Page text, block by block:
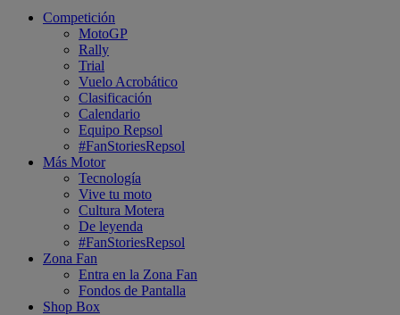
Competición
MotoGP
Rally
Trial
Vuelo Acrobático
Clasificación
Calendario
Equipo Repsol
#FanStoriesRepsol
Más Motor
Tecnología
Vive tu moto
Cultura Motera
De leyenda
#FanStoriesRepsol
Zona Fan
Entra en la Zona Fan
Fondos de Pantalla
Shop Box